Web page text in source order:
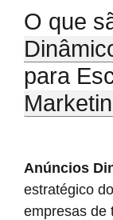
O que
para
Anúncios
estratégico
empresas de